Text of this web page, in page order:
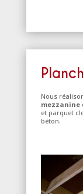
Nous
mezzanine
et parquet
béton.